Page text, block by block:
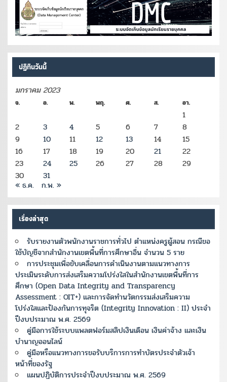
ปฏิทินวันนี้
มกราคม 2023
จ. อ. พ. พฤ. ศ. ส. อา.
1
2
3 4 5 6 7
8
9
10 11 12 13 14
15
16
17 18 19 20 21
22
23
24 25 26 27 28
29
30
31
« ธ.ค. ก.พ. »
เรื่องล่าสุด
รับรายงานตัวพนักงานราชการทั่วไป ตำแหน่งครูผู้สอน กรณีขอ
ใช้บัญชีจากสำนักงานเขตพื้นที่การศึกษาอื่น จำนวน 5 ราย
การประชุมเพื่อขับเคลื่อนการดำเนินงานตามแนวทางการ
ประเมินระดับการส่งเสริมความโปร่งใสในสำนักงานเขตพื้นที่การ
ศึกษา (Open Data Integrity and Transparency
Assessment : OIT+) และการจัดทำนวัตกรรมส่งเสริมความ
โปร่งใสและป้องกันการทุจริต (Integrity Innovation : II) ประจำ
ปีงบประมาณ พ.ศ. 2569
คู่มือการใช้ระบบแพลตฟอร์มสลิปเงินเดือน เงินค่าจ้าง และเงิน
บำนาญออนไลน์
คู่มือหรือแนวทางการขอรับบริการการทำบัตรประจำตัวเจ้า
หน้าที่ของรัฐ
แผนปฏิบัติการประจำปีงบประมาณ พ.ศ. 2569